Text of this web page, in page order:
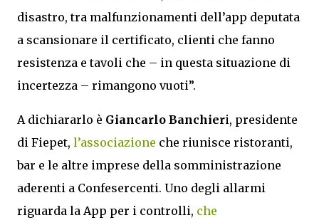
disastro, tra malfunzionamenti dell’app deputata
a scansionare il certificato, clienti che fanno
resistenza e tavoli che – in questa situazione di
incertezza – rimangono vuoti”.
A dichiararlo è Giancarlo Banchieri, presidente
di Fiepet, l’associazione che riunisce ristoranti,
bar e le altre imprese della somministrazione
aderenti a Confesercenti. Uno degli allarmi
riguarda la App per i controlli, che